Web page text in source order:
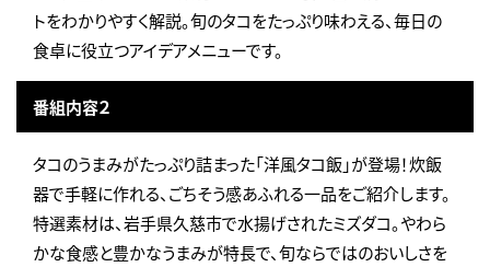
トをわかりやすく解説。旬のタコをたっぷり味わえる、毎日の
食卓に役立つアイデアメニューです。
番組内容２
タコのうまみがたっぷり詰まった「洋風タコ飯」が登場！炊飯
器で手軽に作れる、ごちそう感あふれる一品をご紹介します。
特選素材は、岩手県久慈市で水揚げされたミズダコ。やわら
かな食感と豊かなうまみが特長で、旬ならではのおいしさを